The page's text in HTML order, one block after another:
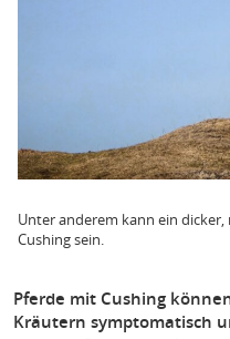
Unter anderem kann ein
Cushing sein.
Pferde mit Cushing
Kräutern symptomatisch